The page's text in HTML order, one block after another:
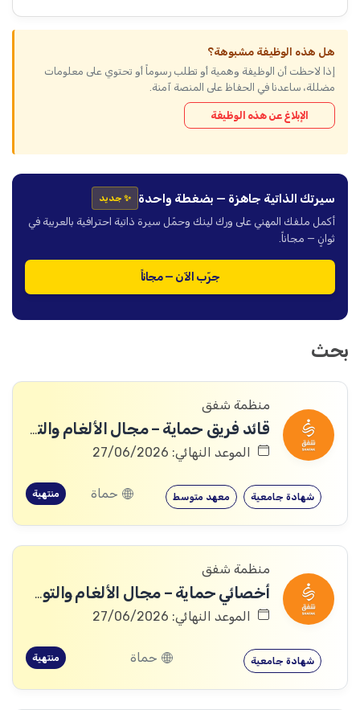
هل هذه الوظيفة مشبوهة؟
إذا لاحظت أن الوظيفة وهمية أو تطلب رسوماً أو تحتوي على معلومات
مضللة، ساعدنا في الحفاظ على المنصة آمنة.
الإبلاغ عن هذه الوظيفة
سيرتك الذاتية جاهزة — بضغطة واحدة ✨ جديد
أكمل ملفك المهني على ورك لينك وحمّل سيرة ذاتية احترافية بالعربية في
ثوانٍ — مجاناً.
جرّب الآن — مجاناً
بحث
منظمة شفق
قائد فريق حماية – مجال الألغام والتوعية منها
الموعد النهائي: 27/06/2026
معهد متوسط شهادة جامعية حماة منتهية
منظمة شفق
أخصائي حماية – مجال الألغام والتوعية منها
الموعد النهائي: 27/06/2026
شهادة جامعية حماة منتهية